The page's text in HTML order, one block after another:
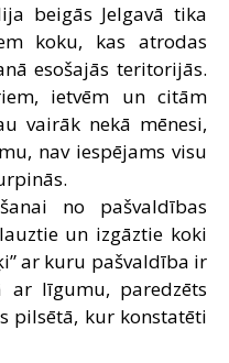
beigās Jelgavā tika
koku, kas atrodas
esošajās teritorijās.
ietvēm un citām
vairāk nekā mēnesi,
nav iespējams visu
no pašvaldības
un izgāztie koki
ar kuru pašvaldība ir
ar līgumu, paredzēts
pilsētā, kur konstatēti